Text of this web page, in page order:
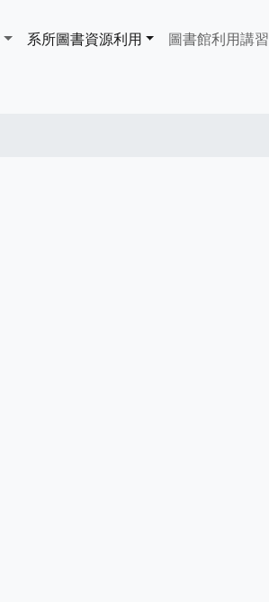
系所圖書資源利用 ​​​​​圖書館​​​​​​​利用講習